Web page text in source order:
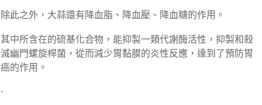
除此之外，大蒜還有降血脂、降血壓、降血糖的作用。
其中所含在的硫基化合物，能抑製一類代謝酶活性，抑製和殺
滅幽門螺旋桿菌，從而減少胃黏膜的炎性反應，達到了預防胃
癌的作用。
.